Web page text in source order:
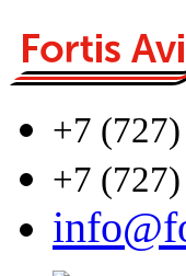
+7 (727)
+7 (727)